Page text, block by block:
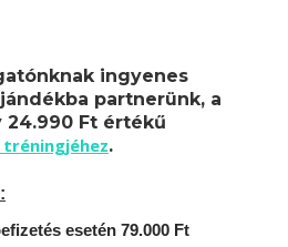
ingyenes
partnerünk, a
Ft értékű
.
esetén 79.000 Ft